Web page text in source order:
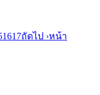
1617ถัดไป ›หน้า